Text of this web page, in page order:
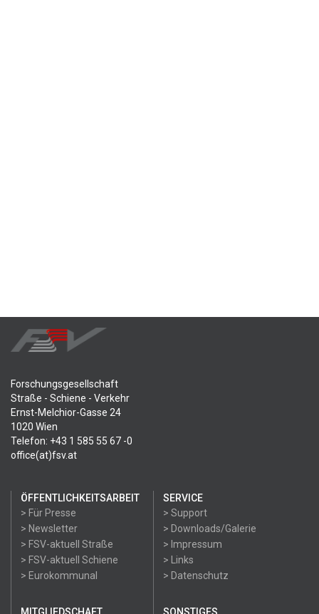
Forschungsgesellschaft
Straße - Schiene - Verkehr
Ernst-Melchior-Gasse 24
1020 Wien
Telefon: +43 1 585 55 67 -0
office(at)fsv.at
ÖFFENTLICHKEITSARBEIT
> Für Presse
> Newsletter
> FSV-aktuell Straße
> FSV-aktuell Schiene
> Eurokommunal
SERVICE
> Support
> Downloads/Galerie
> Impressum
> Links
> Datenschutz